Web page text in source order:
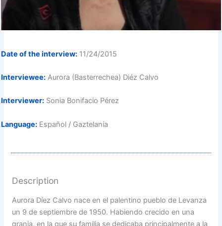
Date of the interview: 11/24/2015
Interviewee: Aurora (Basterrechea) Diéz Calvo
Interviewer: Sonia Bonifacio Pérez
Language: Español / Gaztelania
Description
Aurora Díez Calvo nace en el palentino pueblo de Levanza
un 9 de septiembre de 1950. Habiendo crecido en una
granja, en la que su familia se dedicaba principalmente a la